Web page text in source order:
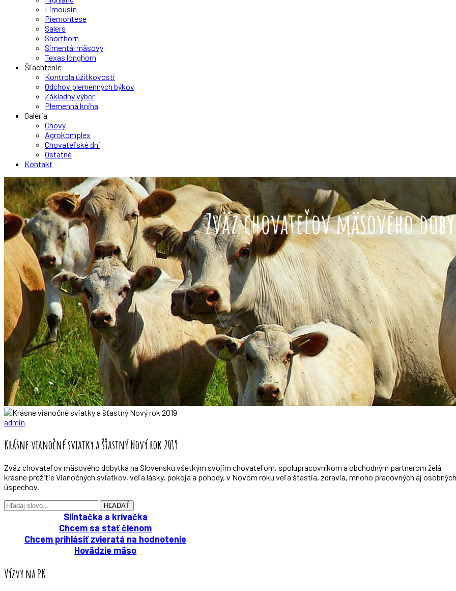
Limousin
Piemontese
Salers
Shorthorn
Simentál mäsový
Texas longhorn
Šľachtenie
Kontrola úžitkovosti
Odchov plemenných býkov
Základný výber
Plemenná kniha
Galéria
Chovy
Agrokomplex
Chovateľské dni
Ostatné
Kontakt
Zväz chovateľov mäsového
admin
Krásne vianočné sviatky a šťastný Nový rok 2019
Zväz chovateľov mäsového dobytka na Slovensku všetkým svojim chovateľom, spolupracovníkom a obchodným partnerom želá
krásne prežitie Vianočných sviatkov, veľa lásky, pokoja a pohody, v Novom roku veľa šťastia, zdravia, mnoho pracovných aj osobných
úspechov.
HĽADAŤ
Slintačka a krívačka
Chcem sa stať členom
Chcem prihlásiť zvieratá na hodnotenie
Hovädzie mäso
Výzvy na PK